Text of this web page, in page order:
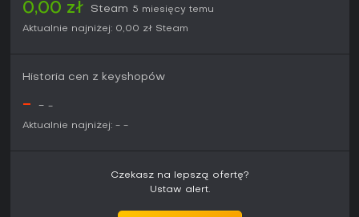
0,00 zł Steam 5 miesięcy temu
Aktualnie najniżej: 0,00 zł Steam
Historia cen z keyshopów
- - -
Aktualnie najniżej: - -
Czekasz na lepszą ofertę?
Ustaw alert.